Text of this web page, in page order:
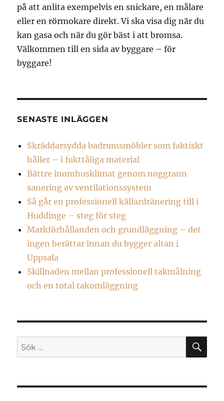
på att anlita exempelvis en snickare, en målare
eller en rörmokare direkt. Vi ska visa dig när du
kan gasa och när du gör bäst i att bromsa.
Välkommen till en sida av byggare – för
byggare!
SENASTE INLÄGGEN
Skräddarsydda badrumsmöbler som faktiskt
håller – i fukttåliga material
Bättre inomhusklimat genom noggrann
sanering av ventilationssystem
Så går en professionell källardränering till i
Huddinge – steg för steg
Markförhållanden och grundläggning – det
ingen berättar innan du bygger altan i
Uppsala
Skillnaden mellan professionell takmålning
och en total takomläggning
Sök
efter: